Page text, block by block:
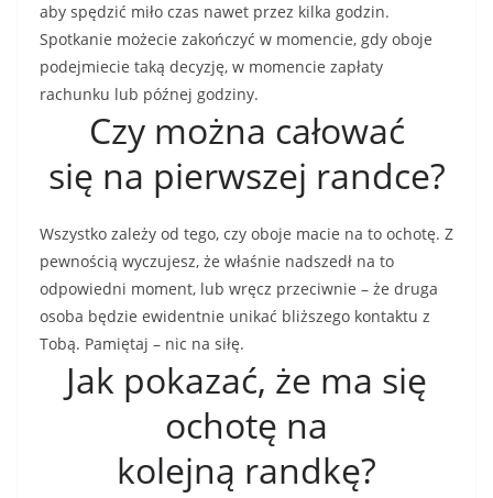
aby spędzić miło czas nawet przez kilka godzin.
Spotkanie możecie zakończyć w momencie, gdy oboje
podejmiecie taką decyzję, w momencie zapłaty
rachunku lub późnej godziny.
Czy można całować
się na pierwszej randce?
Wszystko zależy od tego, czy oboje macie na to ochotę. Z
pewnością wyczujesz, że właśnie nadszedł na to
odpowiedni moment, lub wręcz przeciwnie – że druga
osoba będzie ewidentnie unikać bliższego kontaktu z
Tobą. Pamiętaj – nic na siłę.
Jak pokazać, że ma się
ochotę na
kolejną randkę?